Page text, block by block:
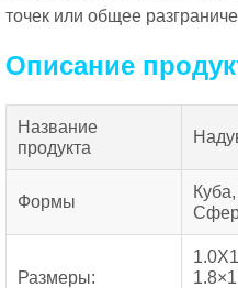
точек или общее
Описание
Название
продукта
Формы
Размеры: